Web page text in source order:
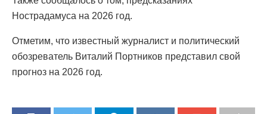
Нострадамуса на 2026 год.
Отметим, что известный журналист и политический
обозреватель Виталий Портников представил свой
прогноз на 2026 год.